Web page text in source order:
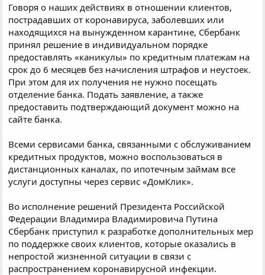
Говоря о наших действиях в отношении клиентов,
пострадавших от коронавируса, заболевших или
находящихся на вынужденном карантине, Сбербанк
принял решение в индивидуальном порядке
предоставлять «каникулы» по кредитным платежам на
срок до 6 месяцев без начисления штрафов и неустоек.
При этом для их получения не нужно посещать
отделение банка. Подать заявление, а также
предоставить подтверждающий документ можно на
сайте банка.
Всеми сервисами банка, связанными с обслуживанием
кредитных продуктов, можно воспользоваться в
дистанционных каналах, по ипотечным займам все
услуги доступны через сервис «ДомКлик».
Во исполнение решений Президента Российской
Федерации Владимира Владимировича Путина
Сбербанк приступил к разработке дополнительных мер
по поддержке своих клиентов, которые оказались в
непростой жизненной ситуации в связи с
распространением коронавирусной инфекции.